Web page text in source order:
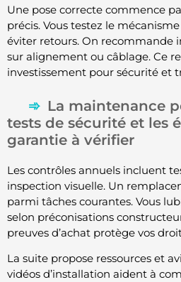
Une pose correcte commence
précis. Vous testez le
éviter retours. On recommande
sur alignement ou câblage. Ce
investissement pour sécurité et
La maintenance
tests de sécurité et les
garantie à vérifier
Les contrôles annuels incluent
inspection visuelle. Un
parmi tâches courantes. Vous
selon préconisations
preuves d’achat protège vos
La suite propose ressources et
vidéos d’installation aident à